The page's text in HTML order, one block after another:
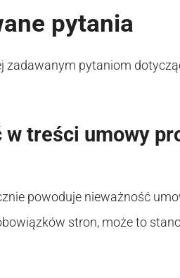
pytania
zadawanym pytaniom
w treści umowy
powoduje nieważność
stron, może to